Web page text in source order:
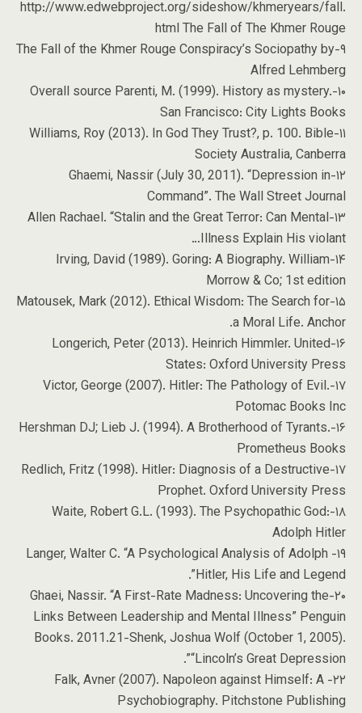
http://www.edwebproject.org/sideshow/khmeryears/fall.
html The Fall of The Khmer Rouge
۹-The Fall of the Khmer Rouge Conspiracy’s Sociopathy by
Alfred Lehmberg
۱۰-Overall source Parenti, M. (1999). History as mystery.
San Francisco: City Lights Books
۱۱-Williams, Roy (2013). In God They Trust?, p. 100. Bible
Society Australia, Canberra
۱۲-Ghaemi, Nassir (July 30, 2011). “Depression in
Command”. The Wall Street Journal
۱۳-Allen Rachael. “Stalin and the Great Terror: Can Mental
Illness Explain His violant…
۱۴-Irving, David (1989). Goring: A Biography. William
Morrow & Co; 1st edition
۱۵-Matousek, Mark (2012). Ethical Wisdom: The Search for
a Moral Life. Anchor.
۱۶-Longerich, Peter (2013). Heinrich Himmler. United
States: Oxford University Press
۱۷-Victor, George (2007). Hitler: The Pathology of Evil.
Potomac Books Inc
۱۶-Hershman DJ; Lieb J. (1994). A Brotherhood of Tyrants.
Prometheus Books
۱۷-Redlich, Fritz (1998). Hitler: Diagnosis of a Destructive
Prophet. Oxford University Press
۱۸-Waite, Robert G.L. (1993). The Psychopathic God:
Adolph Hitler
۱۹- Langer, Walter C. “A Psychological Analysis of Adolph
Hitler, His Life and Legend”.
۲۰-Ghaei, Nassir. “A First-Rate Madness: Uncovering the
Links Between Leadership and Mental Illness” Penguin
Books. 2011.21-Shenk, Joshua Wolf (October 1, 2005).
“Lincoln’s Great Depression”.
۲۲- Falk, Avner (2007). Napoleon against Himself: A
Psychobiography. Pitchstone Publishing